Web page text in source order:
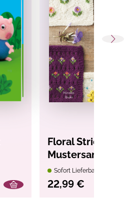
Floral Stricken. Die
Mustersammlung
Sofort Lieferbar
22,99 €